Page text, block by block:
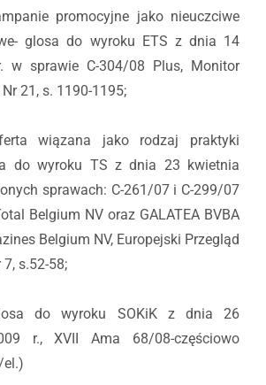
promocyjne jako nieuczciwe
glosa do wyroku ETS z dnia 14
w sprawie C-304/08 Plus, Monitor
21, s. 1190-1195;
wiązana jako rodzaj praktyki
do wyroku TS z dnia 23 kwietnia
sprawach: C-261/07 i C-299/07
Belgium NV oraz GALATEA BVBA
Belgium NV, Europejski Przegląd
s.52-58;
do wyroku SOKiK z dnia 26
r., XVII Ama 68/08-częściowo
el.)